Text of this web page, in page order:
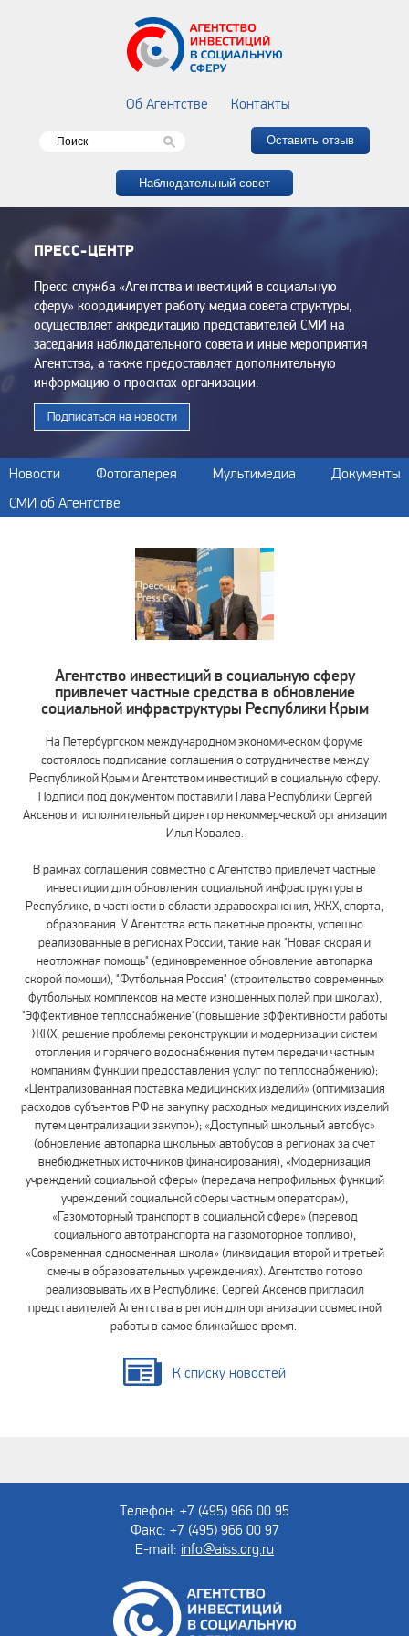
Об Агентстве Контакты
Оставить отзыв
Наблюдательный совет
ПРЕСС-ЦЕНТР
Пресс-служба «Агентства инвестиций в социальную
сферу» координирует работу медиа совета структуры,
осуществляет аккредитацию представителей СМИ на
заседания наблюдательного совета и иные мероприятия
Агентства, а также предоставляет дополнительную
информацию о проектах организации.
Подписаться на новости
Новости Фотогалерея Мультимедиа
Документы
СМИ об Агентстве
Агентство инвестиций в социальную сферу
привлечет частные средства в обновление
социальной инфраструктуры Республики Крым
На Петербургском международном экономическом форуме
состоялось подписание соглашения о сотрудничестве между
Республикой Крым и Агентством инвестиций в социальную сферу.
Подписи под документом поставили Глава Республики Сергей
Аксенов и исполнительный директор некоммерческой организации
Илья Ковалев.
В рамках соглашения совместно с Агентство привлечет частные
инвестиции для обновления социальной инфраструктуры в
Республике, в частности в области здравоохранения, ЖКХ, спорта,
образования. У Агентства есть пакетные проекты, успешно
реализованные в регионах России, такие как "Новая скорая и
неотложная помощь" (единовременное обновление автопарка
скорой помощи), "Футбольная Россия" (строительство современных
футбольных комплексов на месте изношенных полей при школах),
"Эффективное теплоснабжение"(повышение эффективности работы
ЖКХ, решение проблемы реконструкции и модернизации систем
отопления и горячего водоснабжения путем передачи частным
компаниям функции предоставления услуг по теплоснабжению);
«Централизованная поставка медицинских изделий» (оптимизация
расходов субъектов РФ на закупку расходных медицинских изделий
путем централизации закупок); «Доступный школьный автобус»
(обновление автопарка школьных автобусов в регионах за счет
внебюджетных источников финансирования), «Модернизация
учреждений социальной сферы» (передача непрофильных функций
учреждений социальной сферы частным операторам),
«Газомоторный транспорт в социальной сфере» (перевод
социального автотранспорта на газомоторное топливо),
«Современная односменная школа» (ликвидация второй и третьей
смены в образовательных учреждениях). Агентство готово
реализовывать их в Республике. Сергей Аксенов пригласил
представителей Агентства в регион для организации совместной
работы в самое ближайшее время.
К списку новостей
Телефон: +7 (495) 966 00 95
Факс: +7 (495) 966 00 97
E-mail: info@aiss.org.ru